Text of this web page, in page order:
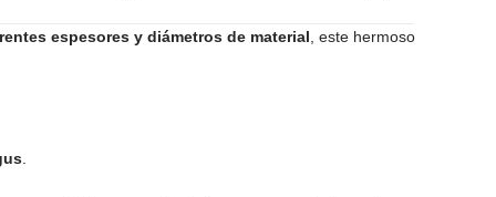
espesores y diámetros de material , este hermoso